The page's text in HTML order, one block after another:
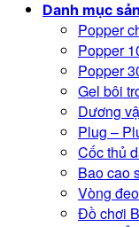
Danh mục
Popper
Popper
Popper
Gel bôi
Dương
Plug –
Cốc thủ
Bao cao
Vòng
Đồ chơi